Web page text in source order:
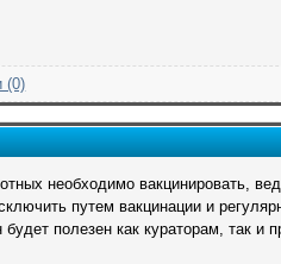
(0)
необходимо вакцинировать,
путем вакцинации и
полезен как кураторам, так и